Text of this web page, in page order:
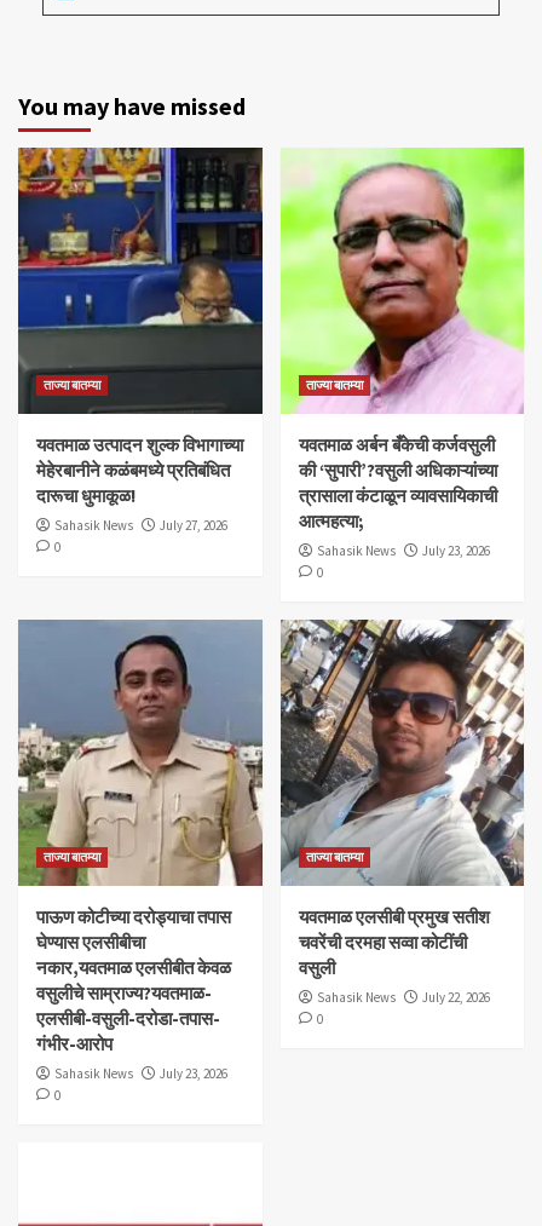
You may have missed
ताज्या बातम्या
यवतमाळ उत्पादन शुल्क विभागाच्या
मेहेरबानीने कळंबमध्ये प्रतिबंधित
दारूचा धुमाकूळ!
Sahasik News
July 27, 2026
0
ताज्या बातम्या
​यवतमाळ अर्बन बँकेची कर्जवसुली
की ‘सुपारी’?वसुली अधिकाऱ्यांच्या
त्रासाला कंटाळून व्यावसायिकाची
आत्महत्या;
Sahasik News
July 23, 2026
0
ताज्या बातम्या
पाऊण कोटीच्या दरोड्याचा तपास
घेण्यास एलसीबीचा
नकार,यवतमाळ एलसीबीत केवळ
वसुलीचे साम्राज्य?यवतमाळ-
एलसीबी-वसुली-दरोडा-तपास-
गंभीर-आरोप
Sahasik News
July 23, 2026
0
ताज्या बातम्या
यवतमाळ एलसीबी प्रमुख सतीश
चवरेंची दरमहा सव्वा कोटींची
वसुली
Sahasik News
July 22, 2026
0